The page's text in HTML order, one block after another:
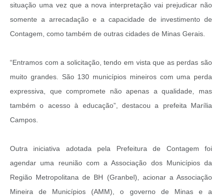
situação uma vez que a nova interpretação vai prejudicar não
somente a arrecadação e a capacidade de investimento de
Contagem, como também de outras cidades de Minas Gerais.
“Entramos com a solicitação, tendo em vista que as perdas são
muito grandes. São 130 municípios mineiros com uma perda
expressiva, que compromete não apenas a qualidade, mas
também o acesso à educação”, destacou a prefeita Marília
Campos.
Outra iniciativa adotada pela Prefeitura de Contagem foi
agendar uma reunião com a Associação dos Municípios da
Região Metropolitana de BH (Granbel), acionar a Associação
Mineira de Municípios (AMM), o governo de Minas e a